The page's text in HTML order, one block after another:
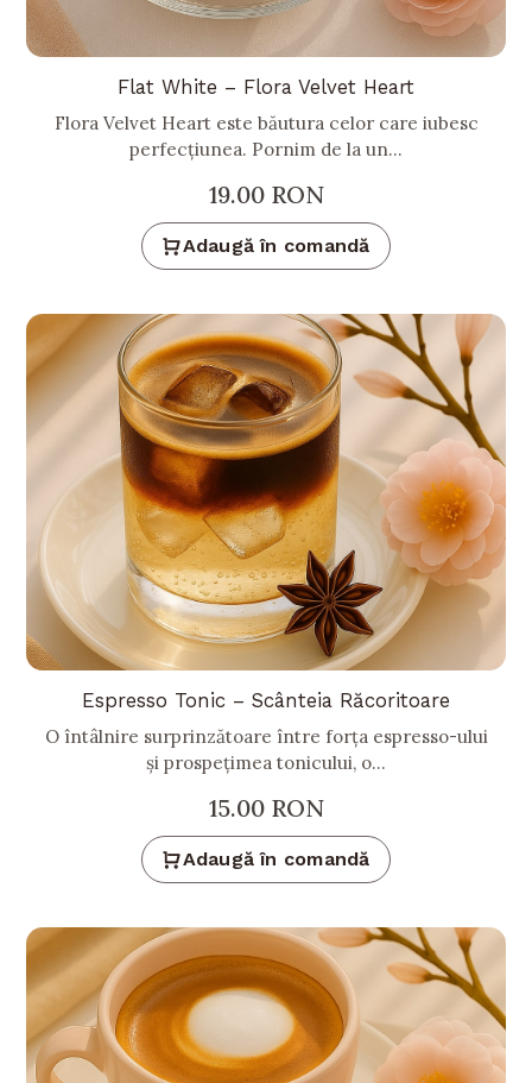
Flat White – Flora Velvet Heart
Flora Velvet Heart este băutura celor care iubesc
perfecțiunea. Pornim de la un...
19.00RON
Adaugă în comandă
Espresso Tonic – Scânteia Răcoritoare
O întâlnire surprinzătoare între forța espresso-ului
și prospețimea tonicului, o...
15.00RON
Adaugă în comandă